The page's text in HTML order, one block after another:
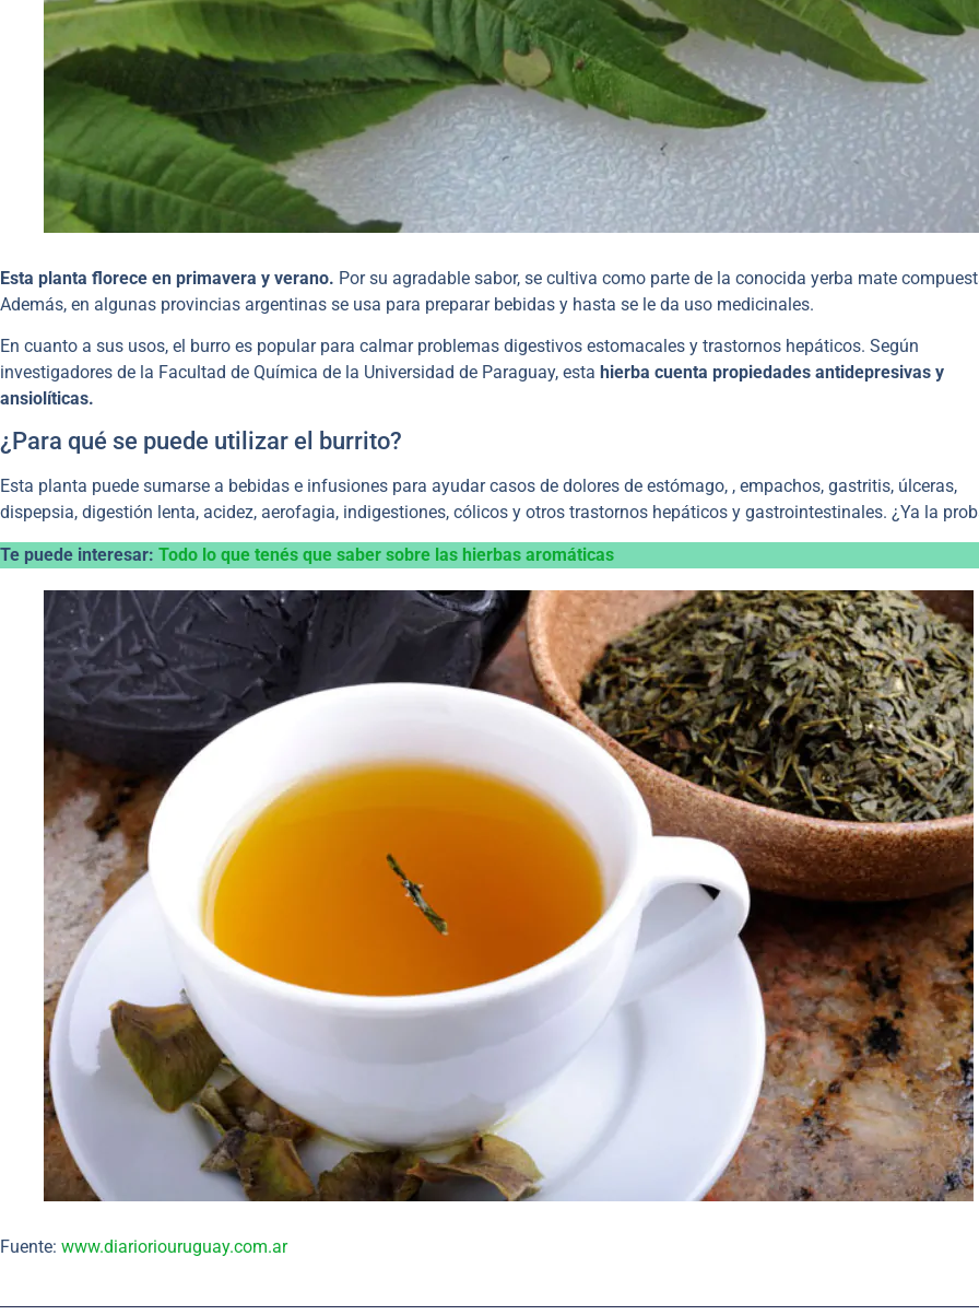
Esta planta florece en primavera y verano. Por su agradable sabor, se cultiva como parte de la conocida yerba mate
Además, en algunas provincias argentinas se usa para preparar bebidas y hasta se le da uso medicinales.
En cuanto a sus usos, el burro es popular para calmar problemas digestivos estomacales y trastornos hepáticos. Según
investigadores de la Facultad de Química de la Universidad de Paraguay, esta hierba cuenta propiedades antidepresivas y
ansiolíticas.
¿Para qué se puede utilizar el burrito?
Esta planta puede sumarse a bebidas e infusiones para ayudar casos de dolores de estómago, , empachos, gastritis, úlceras,
dispepsia, digestión lenta, acidez, aerofagia, indigestiones, cólicos y otros trastornos hepáticos y gastrointestinales. ¿Ya la
Te puede interesar: Todo lo que tenés que saber sobre las hierbas aromáticas
Fuente: www.diarioriouruguay.com.ar